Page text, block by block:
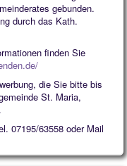
gebunden.
durch das Kath.
finden Sie
die Sie bitte bis
St. Maria,
07195/63558 oder Mail